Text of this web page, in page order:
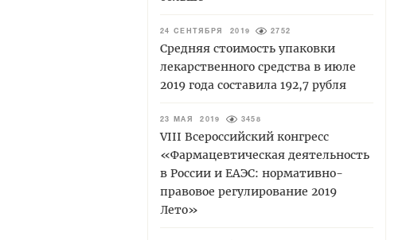
24 СЕНТЯБРЯ 2019 2752
Средняя стоимость упаковки
лекарственного средства в июле
2019 года составила 192,7 рубля
23 МАЯ 2019 3458
VIII Всероссийский конгресс
«Фармацевтическая деятельность
в России и ЕАЭС: нормативно-
правовое регулирование 2019
Лето»